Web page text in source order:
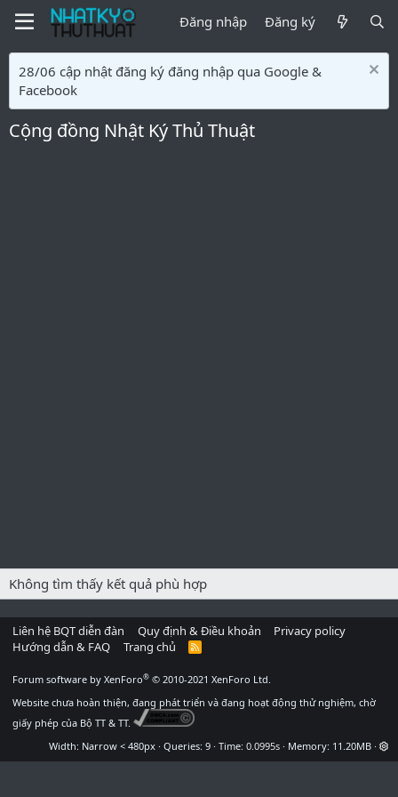
Đăng nhập Đăng ký
28/06 cập nhật đăng ký đăng nhập qua Google &
Facebook
Cộng đồng Nhật Ký Thủ Thuật
Không tìm thấy kết quả phù hợp
Liên hệ BQT diễn đàn Quy định & Điều khoản
Privacy policy
Hướng dẫn & FAQ
Trang chủ
R
Forum software by XenForo® © 2010-2021 XenForo Ltd.
Website chưa hoàn thiện, đang phát triển và đang hoạt động thử nghiệm, chờ
giấy phép của Bộ TT & TT.
Width
Queries 9 Time 0.0995s Memory 11.20MB